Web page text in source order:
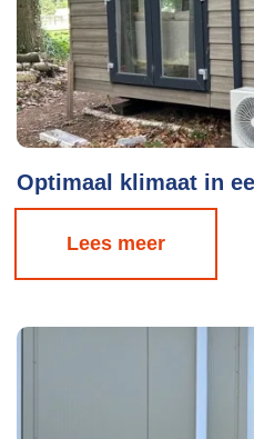
Optimaal klimaat in
Lees meer